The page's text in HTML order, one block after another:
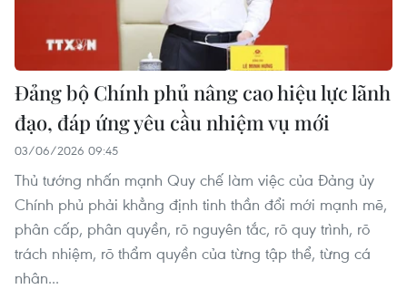
Đảng bộ Chính phủ nâng cao hiệu lực lãnh
đạo, đáp ứng yêu cầu nhiệm vụ mới
03/06/2026 09:45
Thủ tướng nhấn mạnh Quy chế làm việc của Đảng ủy
Chính phủ phải khẳng định tinh thần đổi mới mạnh mẽ,
phân cấp, phân quyền, rõ nguyên tắc, rõ quy trình, rõ
trách nhiệm, rõ thẩm quyền của từng tập thể, từng cá
nhân...